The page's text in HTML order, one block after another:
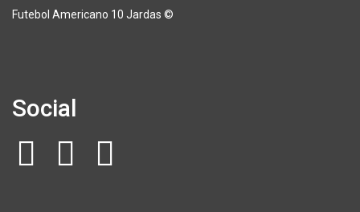
Futebol Americano 10 Jardas ©
Social